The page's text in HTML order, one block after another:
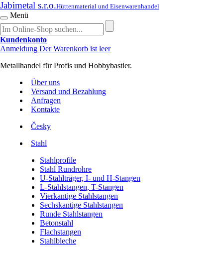
Jabimetal s.r.o.Hüttenmaterial und Eisenwarenhandel
Menü
Kundenkonto
Anmeldung Der Warenkorb ist leer
Metallhandel für Profis und Hobbybastler.
Über uns
Versand und Bezahlung
Anfragen
Kontakte
Česky
Stahl
Stahlprofile
Stahl Rundrohre
U-Stahlträger, I- und H-Stangen
L-Stahlstangen, T-Stangen
Vierkantige Stahlstangen
Sechskantige Stahlstangen
Runde Stahlstangen
Betonstahl
Flachstangen
Stahlbleche